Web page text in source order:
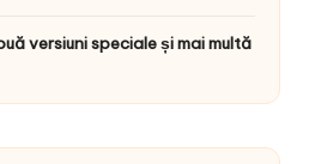
versiuni speciale și mai multă